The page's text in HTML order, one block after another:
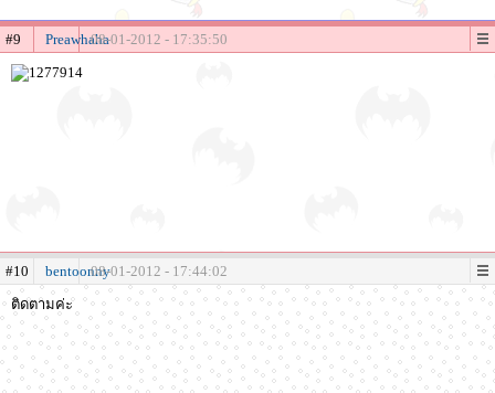
#9 Preawhaha08-01-2012 - 17:35:50
#10 bentoonny08-01-2012 - 17:44:02
ติดตามค่ะ